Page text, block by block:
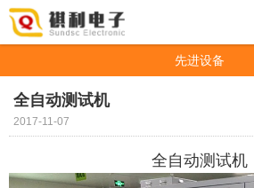
先进设备
全自动测试机
2017-11-07
全自动测试机